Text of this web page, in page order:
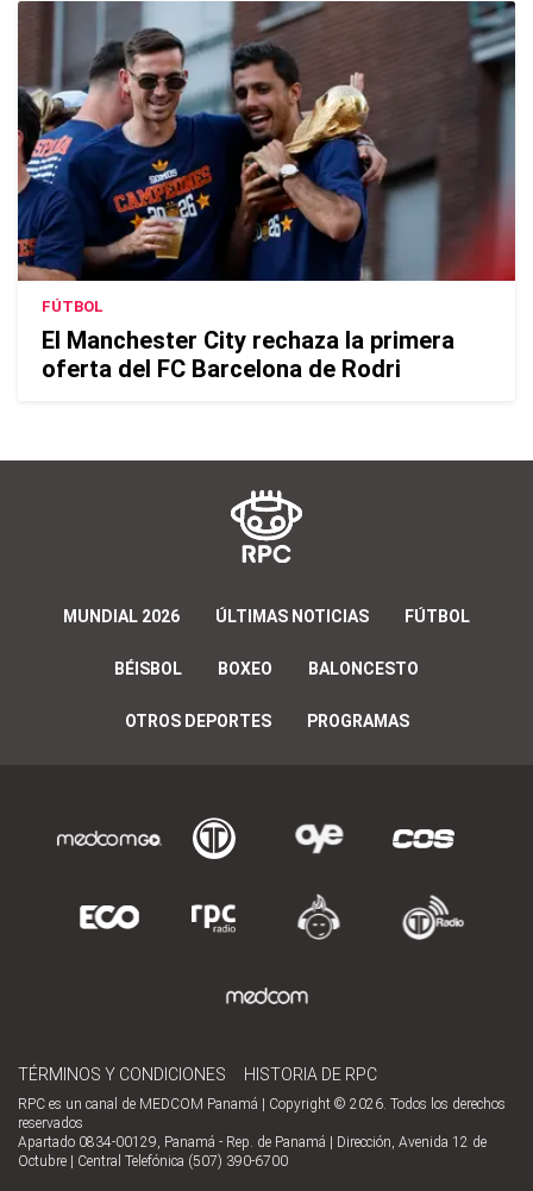
FÚTBOL
El Manchester City rechaza la primera
oferta del FC Barcelona de Rodri
MUNDIAL 2026 ÚLTIMAS NOTICIAS FÚTBOL
BÉISBOL BOXEO BALONCESTO
OTROS DEPORTES PROGRAMAS
TÉRMINOS Y CONDICIONES HISTORIA DE RPC
RPC es un canal de MEDCOM Panamá | Copyright © 2026. Todos los derechos
reservados
Apartado 0834-00129, Panamá - Rep. de Panamá | Dirección, Avenida 12 de
Octubre | Central Telefónica (507) 390-6700